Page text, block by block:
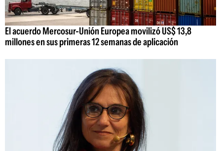
El acuerdo Mercosur-Unión Europea movilizó US$ 13,8
millones en sus primeras 12 semanas de aplicación